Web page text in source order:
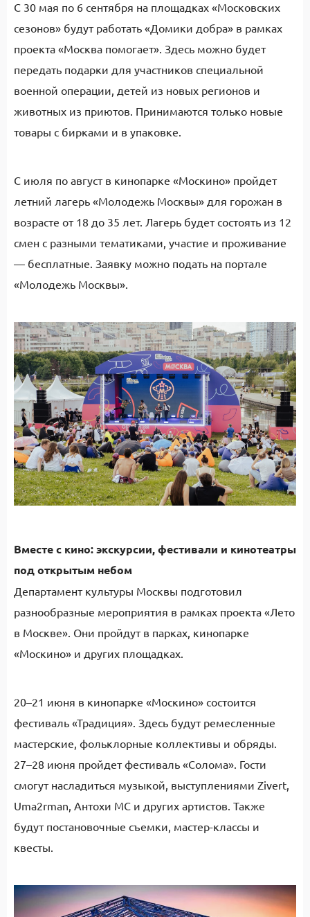
С 30 мая по 6 сентября на площадках «Московских
сезонов» будут работать «Домики добра» в рамках
проекта «Москва помогает». Здесь можно будет
передать подарки для участников специальной
военной операции, детей из новых регионов и
животных из приютов. Принимаются только новые
товары с бирками и в упаковке.
С июля по август в кинопарке «Москино» пройдет
летний лагерь «Молодежь Москвы» для горожан в
возрасте от 18 до 35 лет. Лагерь будет состоять из 12
смен с разными тематиками, участие и проживание
— бесплатные. Заявку можно подать на портале
«Молодежь Москвы».
Вместе с кино: экскурсии, фестивали и кинотеатры
под открытым небом
Департамент культуры Москвы подготовил
разнообразные мероприятия в рамках проекта «Лето
в Москве». Они пройдут в парках, кинопарке
«Москино» и других площадках.
20–21 июня в кинопарке «Москино» состоится
фестиваль «Традиция». Здесь будут ремесленные
мастерские, фольклорные коллективы и обряды.
27–28 июня пройдет фестиваль «Солома». Гости
смогут насладиться музыкой, выступлениями Zivert,
Uma2rman, Антохи МС и других артистов. Также
будут постановочные съемки, мастер-классы и
квесты.